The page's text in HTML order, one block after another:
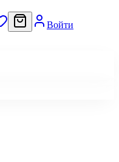
Войти